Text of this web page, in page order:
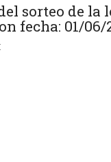
sorteo de la
fecha: 01/06/